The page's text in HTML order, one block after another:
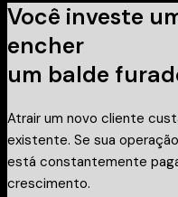
Você investe
encher
um balde
Atrair um novo cliente
existente. Se sua
está constantemente
crescimento.